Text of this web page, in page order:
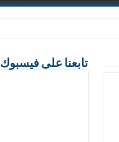
تابعنا على فيسبوك